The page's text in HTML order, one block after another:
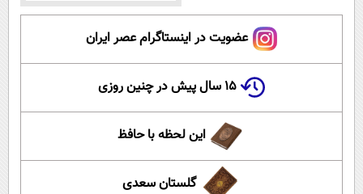
عضویت در اینستاگرام عصر ایران
۱۵ سال پیش در چنین روزی
این لحظه با حافظ
گلستان سعدی